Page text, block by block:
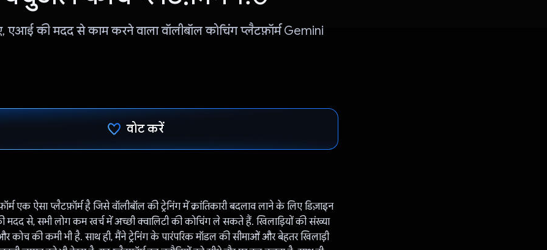
एआई की मदद से काम करने वाला वॉलीबॉल कोचिंग प्लैटफ़ॉर्म Gemini
वोट करें
एक ऐसा प्लैटफ़ॉर्म है जिसे वॉलीबॉल की ट्रेनिंग में क्रांतिकारी बदलाव लाने के लिए डिज़ाइन
मदद से, सभी लोग कम खर्च में अच्छी क्वालिटी की कोचिंग ले सकते हैं. खिलाड़ियों की संख्या
कोच की कमी भी है. साथ ही, मैंने ट्रेनिंग के पारंपरिक मॉडल की सीमाओं और बेहतर खिलाड़ी